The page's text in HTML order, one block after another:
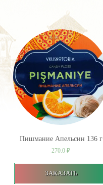
Пишмание Апельсин 136 г
270.0₽
ЗАКАЗАТЬ